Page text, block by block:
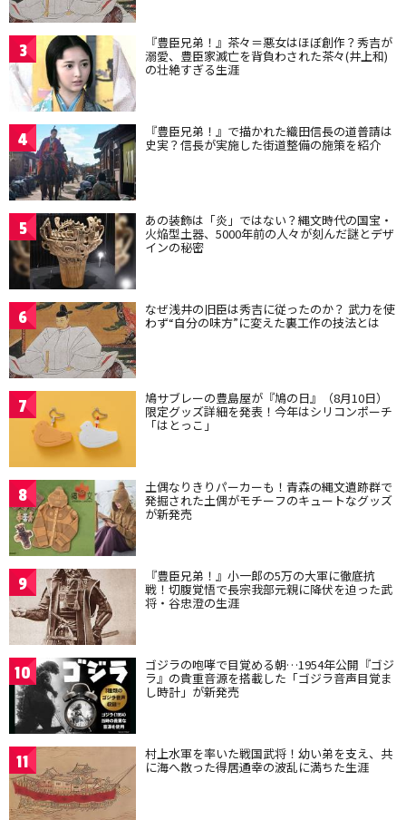
3 『豊臣兄弟！』茶々＝悪女はほぼ創作？秀吉が
溺愛、豊臣家滅亡を背負わされた茶々(井上和)
の壮絶すぎる生涯
4 『豊臣兄弟！』で描かれた織田信長の道普請は
史実？信長が実施した街道整備の施策を紹介
5 あの装飾は「炎」ではない？縄文時代の国宝・
火焔型土器、5000年前の人々が刻んだ謎とデザ
インの秘密
6 なぜ浅井の旧臣は秀吉に従ったのか？ 武力を使
わず“自分の味方”に変えた裏工作の技法とは
7 鳩サブレーの豊島屋が『鳩の日』（8月10日）
限定グッズ詳細を発表！今年はシリコンポーチ
「はとっこ」
8 土偶なりきりパーカーも！青森の縄文遺跡群で
発掘された土偶がモチーフのキュートなグッズ
が新発売
9 『豊臣兄弟！』小一郎の5万の大軍に徹底抗
戦！切腹覚悟で長宗我部元親に降伏を迫った武
将・谷忠澄の生涯
10 ゴジラの咆哮で目覚める朝…1954年公開『ゴジ
ラ』の貴重音源を搭載した「ゴジラ音声目覚ま
し時計」が新発売
11 村上水軍を率いた戦国武将！幼い弟を支え、共
に海へ散った得居通幸の波乱に満ちた生涯